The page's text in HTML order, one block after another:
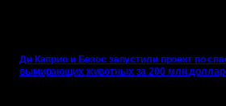
Ди Каприо и Безос запустили проект по
вымирающих животных за 200 млн